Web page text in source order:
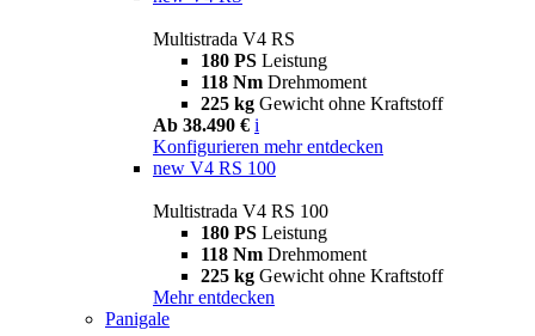
Multistrada V4 RS
180 PS Leistung
118 Nm Drehmoment
225 kg Gewicht ohne Kraftstoff
Ab 38.490 € i
Konfigurieren mehr entdecken
new V4 RS 100
Multistrada V4 RS 100
180 PS Leistung
118 Nm Drehmoment
225 kg Gewicht ohne Kraftstoff
Mehr entdecken
Panigale